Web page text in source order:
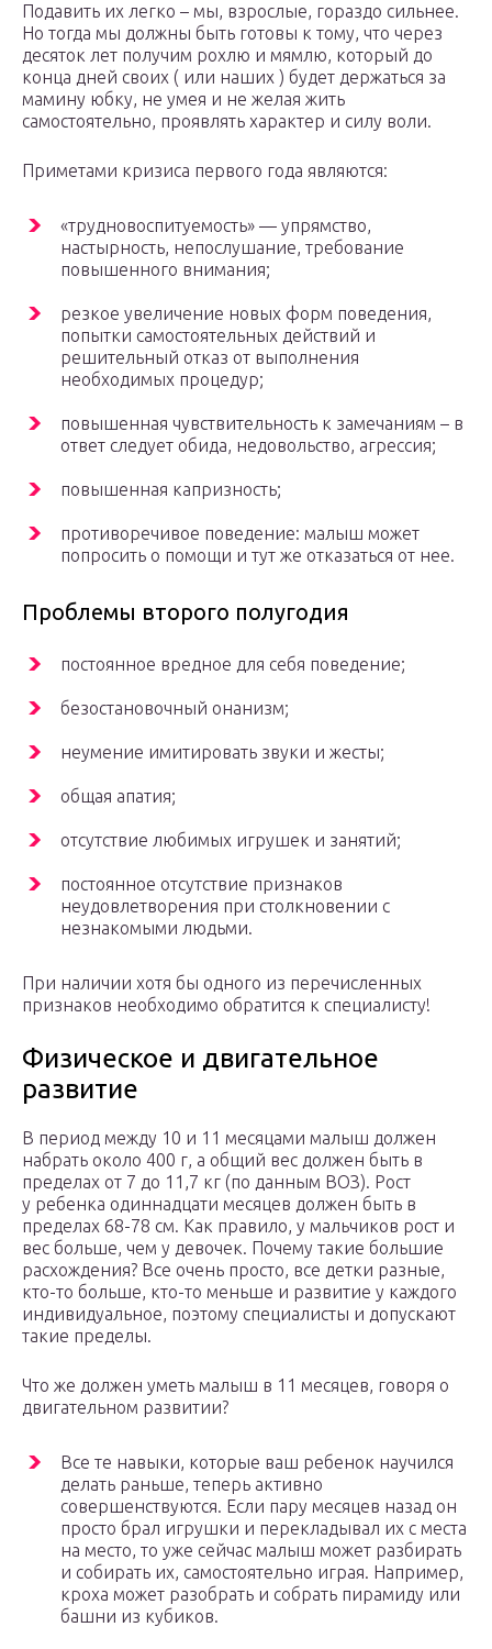
Подавить их легко – мы, взрослые, гораздо сильнее.
Но тогда мы должны быть готовы к тому, что через
десяток лет получим рохлю и мямлю, который до
конца дней своих ( или наших ) будет держаться за
мамину юбку, не умея и не желая жить
самостоятельно, проявлять характер и силу воли.
Приметами кризиса первого года являются:
«трудновоспитуемость» — упрямство,
настырность, непослушание, требование
повышенного внимания;
резкое увеличение новых форм поведения,
попытки самостоятельных действий и
решительный отказ от выполнения
необходимых процедур;
повышенная чувствительность к замечаниям – в
ответ следует обида, недовольство, агрессия;
повышенная капризность;
противоречивое поведение: малыш может
попросить о помощи и тут же отказаться от нее.
Проблемы второго полугодия
постоянное вредное для себя поведение;
безостановочный онанизм;
неумение имитировать звуки и жесты;
общая апатия;
отсутствие любимых игрушек и занятий;
постоянное отсутствие признаков
неудовлетворения при столкновении с
незнакомыми людьми.
При наличии хотя бы одного из перечисленных
признаков необходимо обратится к специалисту!
Физическое и двигательное
развитие
В период между 10 и 11 месяцами малыш должен
набрать около 400 г, а общий вес должен быть в
пределах от 7 до 11,7 кг (по данным ВОЗ). Рост
у ребенка одиннадцати месяцев должен быть в
пределах 68-78 см. Как правило, у мальчиков рост и
вес больше, чем у девочек. Почему такие большие
расхождения? Все очень просто, все детки разные,
кто-то больше, кто-то меньше и развитие у каждого
индивидуальное, поэтому специалисты и допускают
такие пределы.
Что же должен уметь малыш в 11 месяцев, говоря о
двигательном развитии?
Все те навыки, которые ваш ребенок научился
делать раньше, теперь активно
совершенствуются. Если пару месяцев назад он
просто брал игрушки и перекладывал их с места
на место, то уже сейчас малыш может разбирать
и собирать их, самостоятельно играя. Например,
кроха может разобрать и собрать пирамиду или
башни из кубиков.